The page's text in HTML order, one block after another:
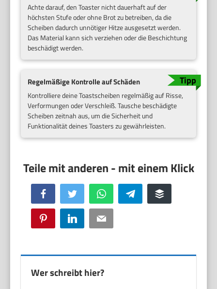
Achte darauf, den Toaster nicht dauerhaft auf der
höchsten Stufe oder ohne Brot zu betreiben, da die
Scheiben dadurch unnötiger Hitze ausgesetzt werden.
Das Material kann sich verziehen oder die Beschichtung
beschädigt werden.
Regelmäßige Kontrolle auf Schäden
Kontrolliere deine Toastscheiben regelmäßig auf Risse,
Verformungen oder Verschleiß. Tausche beschädigte
Scheiben zeitnah aus, um die Sicherheit und
Funktionalität deines Toasters zu gewährleisten.
Facebook Twitter WhatsApp Telegram Buffer
Pinterest LinkedIn Email
Wer schreibt hier?